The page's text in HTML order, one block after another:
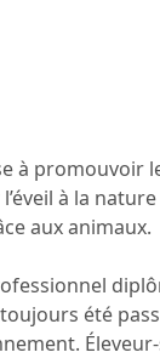
à promouvoir
à la nature
aux animaux.
été